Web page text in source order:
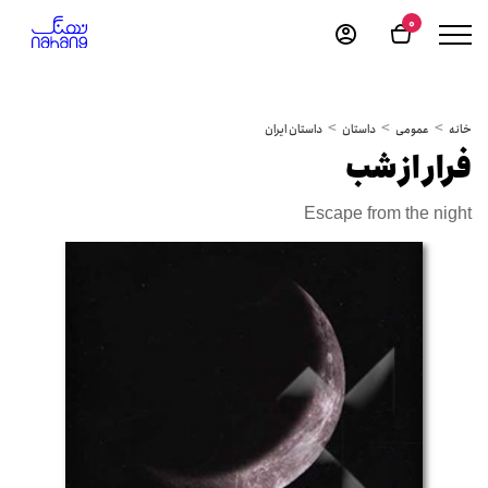
0
خانه عمومی داستان داستان ایران
فرار از شب
Escape from the night